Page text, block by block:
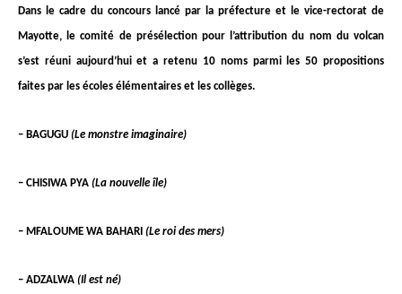
Dans le cadre du concours lancé par la préfecture et le vice-rectorat de
Mayotte, le comité de présélection pour l’attribution du nom du volcan
s’est réuni aujourd’hui et a retenu 10 noms parmi les 50 propositions
faites par les écoles élémentaires et les collèges.
– BAGUGU (Le monstre imaginaire)
– CHISIWA PYA (La nouvelle île)
– MFALOUME WA BAHARI (Le roi des mers)
– ADZALWA (Il est né)